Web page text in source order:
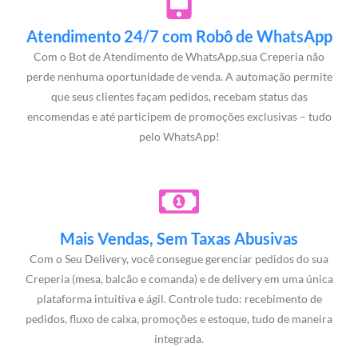
Atendimento 24/7 com Robô de WhatsApp
Com o Bot de Atendimento de WhatsApp,sua Creperia não
perde nenhuma oportunidade de venda. A automação permite
que seus clientes façam pedidos, recebam status das
encomendas e até participem de promoções exclusivas – tudo
pelo WhatsApp!
Mais Vendas, Sem Taxas Abusivas
Com o Seu Delivery, você consegue gerenciar pedidos do sua
Creperia (mesa, balcão e comanda) e de delivery em uma única
plataforma intuitiva e ágil. Controle tudo: recebimento de
pedidos, fluxo de caixa, promoções e estoque, tudo de maneira
integrada.